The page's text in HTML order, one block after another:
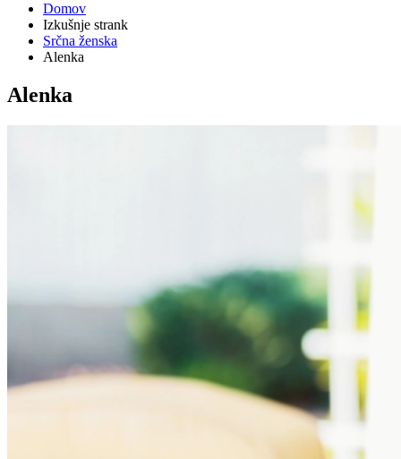
Domov
Izkušnje strank
Srčna ženska
Alenka
Alenka